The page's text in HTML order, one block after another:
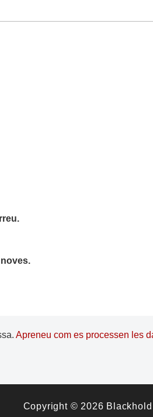
Apreneu com es processen les
Copyright © 2026 Blackhold